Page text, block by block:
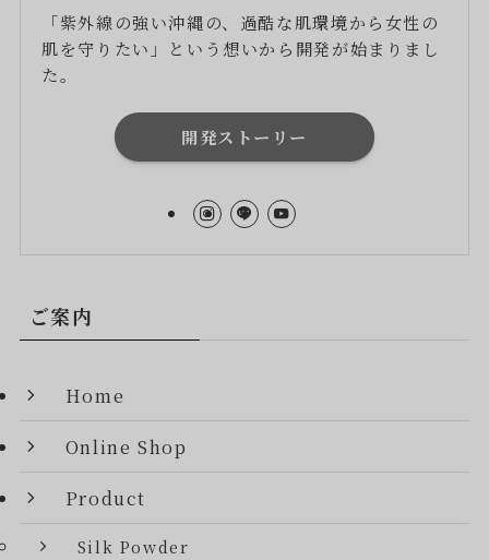
「紫外線の強い沖縄の、過酷な肌環境から女性の
肌を守りたい」という想いから開発が始まりまし
た。
開発ストーリー
ご案内
Home
Online Shop
Product
Silk Powder